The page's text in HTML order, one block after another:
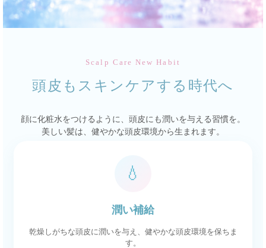
Scalp Care New Habit
頭皮もスキンケアする時代へ
顔に化粧水をつけるように、頭皮にも潤いを与える習慣を。
美しい髪は、健やかな頭皮環境から生まれます。
💧
潤い補給
乾燥しがちな頭皮に潤いを与え、健やかな頭皮環境を保ちま
す。